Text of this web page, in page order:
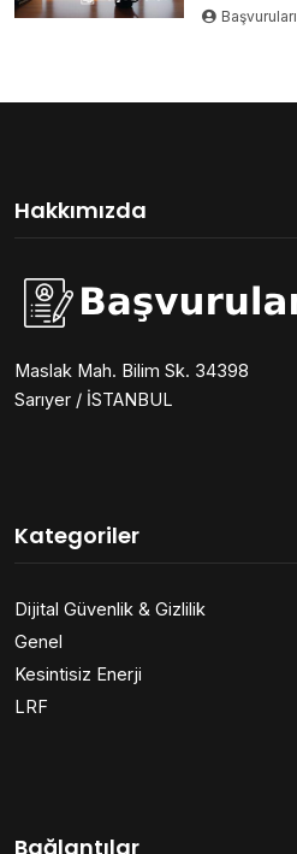
Başvuruları
Hakkımızda
Maslak Mah. Bilim Sk. 34398
Sarıyer / İSTANBUL
Kategoriler
Dijital Güvenlik & Gizlilik
Genel
Kesintisiz Enerji
LRF
Bağlantılar